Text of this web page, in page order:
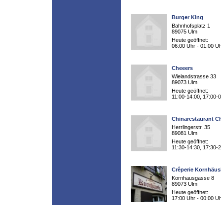
Burger King
Bahnhofsplatz 1
89075 Ulm
Heute geöffnet:
06:00 Uhr - 01:00
Cheeers
Wielandstrasse 33
89073 Ulm
Heute geöffnet:
11:00-14:00, 17:00-
Chinarestaurant
Herrlingerstr. 35
89081 Ulm
Heute geöffnet:
11:30-14:30, 17:30-
Crêperie
Kornhausgasse 8
89073 Ulm
Heute geöffnet:
17:00 Uhr - 00:00